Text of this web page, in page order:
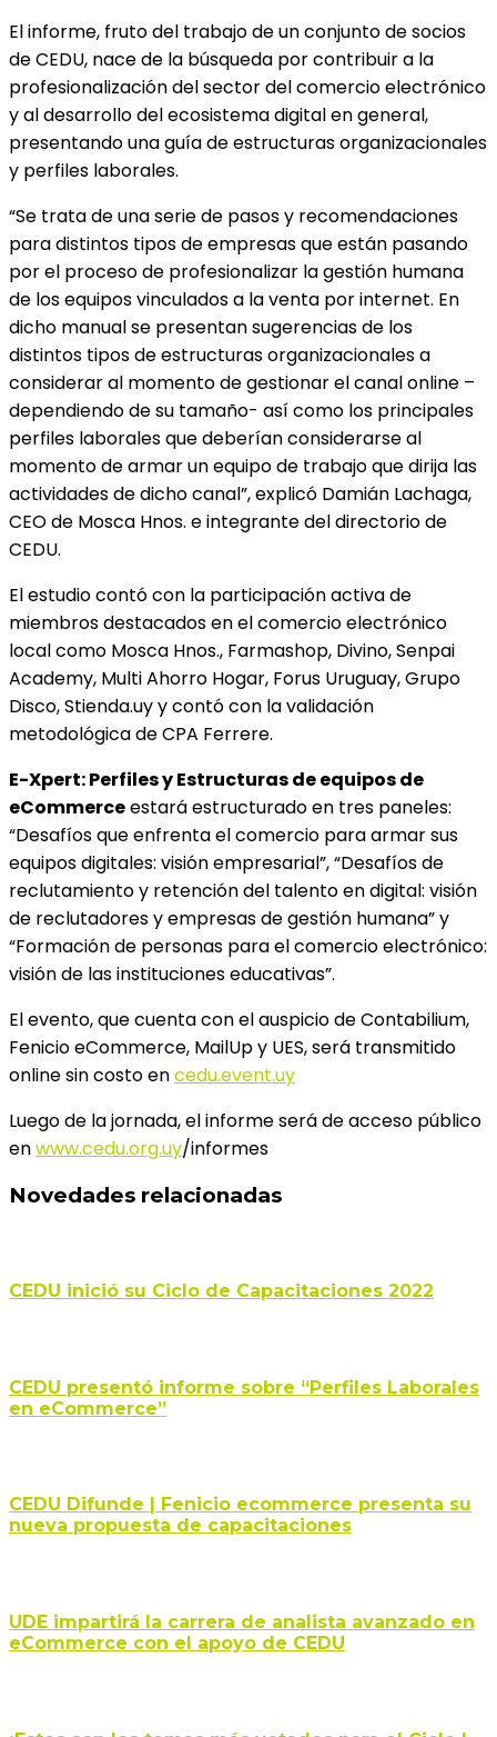
El informe, fruto del trabajo de un conjunto de socios
de CEDU, nace de la búsqueda por contribuir a la
profesionalización del sector del comercio electrónico
y al desarrollo del ecosistema digital en general,
presentando una guía de estructuras organizacionales
y perfiles laborales.
“Se trata de una serie de pasos y recomendaciones
para distintos tipos de empresas que están pasando
por el proceso de profesionalizar la gestión humana
de los equipos vinculados a la venta por internet. En
dicho manual se presentan sugerencias de los
distintos tipos de estructuras organizacionales a
considerar al momento de gestionar el canal online –
dependiendo de su tamaño- así como los principales
perfiles laborales que deberían considerarse al
momento de armar un equipo de trabajo que dirija las
actividades de dicho canal”, explicó Damián Lachaga,
CEO de Mosca Hnos. e integrante del directorio de
CEDU.
El estudio contó con la participación activa de
miembros destacados en el comercio electrónico
local como Mosca Hnos., Farmashop, Divino, Senpai
Academy, Multi Ahorro Hogar, Forus Uruguay, Grupo
Disco,Stienda.uyy contó con la validación
metodológica de CPA Ferrere.
E-Xpert: Perfiles y Estructuras de equipos de
eCommerceestará estructurado en tres paneles:
“Desafíos que enfrenta el comercio para armar sus
equipos digitales: visión empresarial”, “Desafíos de
reclutamiento y retención del talento en digital: visión
de reclutadores y empresas de gestión humana” y
“Formación de personas para el comercio electrónico:
visión de las instituciones educativas”.
El evento,que cuenta con el auspicio de Contabilium,
Fenicio eCommerce, MailUp y UES,será transmitido
online sin costo encedu.event.uy
Luego de la jornada, el informe será de acceso público
enwww.cedu.org.uy/informes
Novedades relacionadas
CEDU inició su Ciclo de Capacitaciones 2022
CEDU presentó informe sobre “Perfiles Laborales
en eCommerce”
CEDU Difunde | Fenicio ecommerce presenta su
nueva propuesta de capacitaciones
UDE impartirá la carrera de analista avanzado en
eCommerce con el apoyo de CEDU